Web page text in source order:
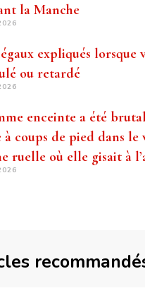
la Manche
expliqués lorsque
ou retardé
enceinte a été
à coups de pied dans le
ruelle où elle gisait à